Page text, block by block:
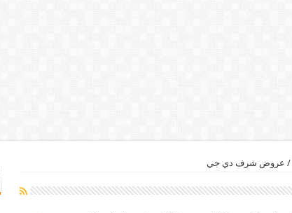
/ عروض شرف دي جي